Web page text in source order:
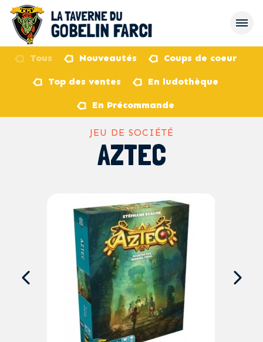
Tous Nouveautés Coups de coeur
Top des ventes En ludothèque
En Précommande
JEU DE SOCIÉTÉ
AZTEC